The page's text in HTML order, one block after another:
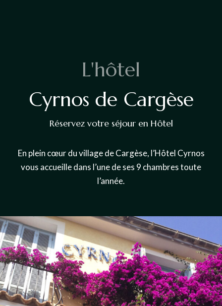
L'hôtel
Cyrnos de Cargèse
Réservez votre séjour en Hôtel
En plein cœur du village de Cargèse, l’Hôtel Cyrnos
vous accueille dans l’une de ses 9 chambres toute
l’année.